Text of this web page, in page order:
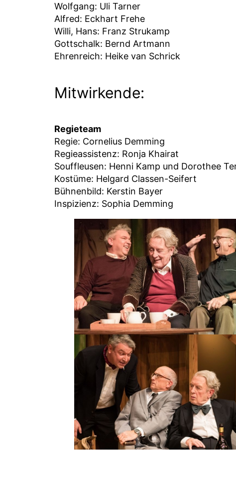
Wolfgang: Uli Tarner
Alfred: Eckhart Frehe
Willi, Hans: Franz Strukamp
Gottschalk: Bernd Artmann
Ehrenreich: Heike van Schrick
Mitwirkende:
Regieteam
Regie: Cornelius Demming
Regieassistenz: Ronja Khairat
Souffleusen: Henni Kamp und Dorothee
Kostüme: Helgard Classen-Seifert
Bühnenbild: Kerstin Bayer
Inspizienz: Sophia Demming